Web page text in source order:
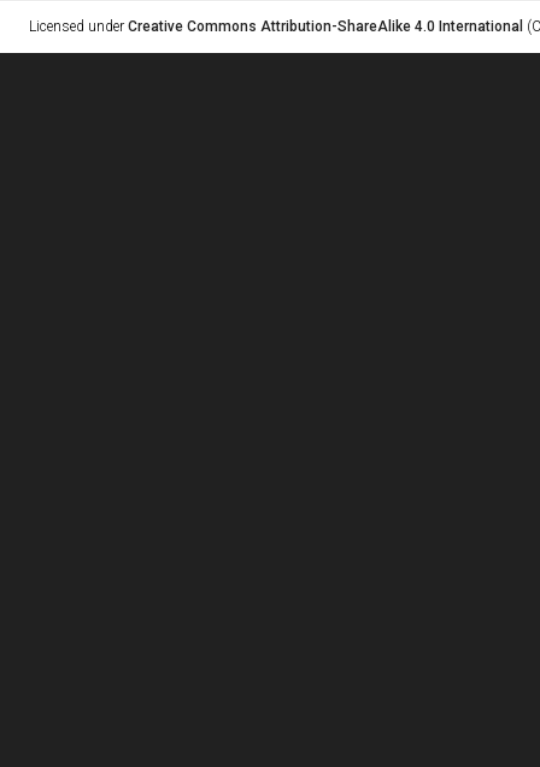
Licensed under Creative Commons Attribution-ShareAlike 4.0 International